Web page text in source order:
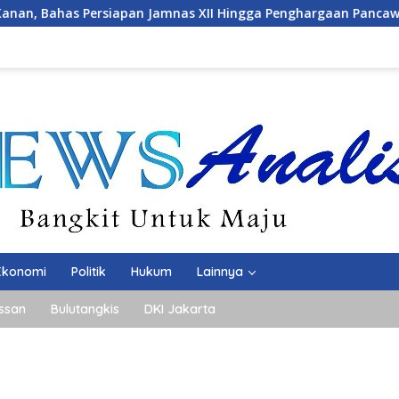
Penghargaan Pancawarsa JMSI Dorong
Politik Hukum Lainnya
Bulutangkis DKI Jakarta